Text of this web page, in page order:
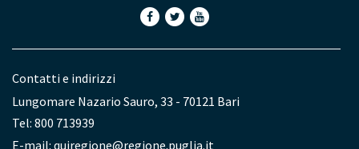
Contatti e indirizzi
Lungomare Nazario Sauro, 33 - 70121 Bari
Tel: 800 713939
E-mail: quiregione@regione.puglia.it